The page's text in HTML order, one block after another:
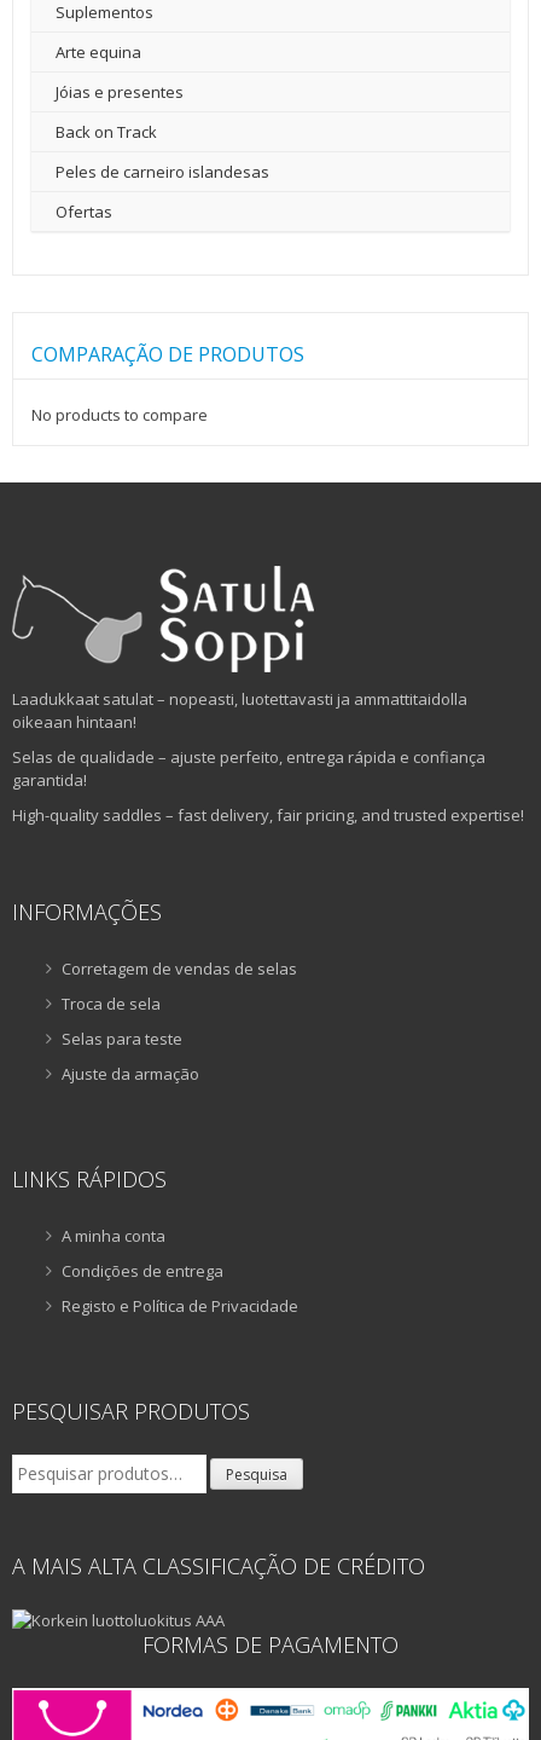
Suplementos
Arte equina
Jóias e presentes
Back on Track
Peles de carneiro islandesas
Ofertas
COMPARAÇÃO DE PRODUTOS
No products to compare
Laadukkaat satulat – nopeasti, luotettavasti ja ammattitaidolla
oikeaan hintaan!
Selas de qualidade – ajuste perfeito, entrega rápida e confiança
garantida!
High-quality saddles – fast delivery, fair pricing, and trusted expertise!
INFORMAÇÕES
Corretagem de vendas de selas
Troca de sela
Selas para teste
Ajuste da armação
LINKS RÁPIDOS
A minha conta
Condições de entrega
Registo e Política de Privacidade
PESQUISAR PRODUTOS
Pesquisar
por:
Pesquisa
A MAIS ALTA CLASSIFICAÇÃO DE CRÉDITO
FORMAS DE PAGAMENTO